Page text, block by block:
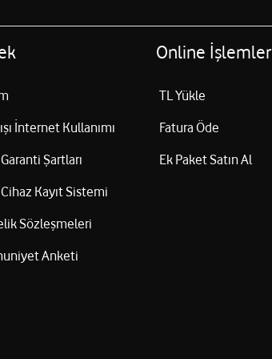
İnternet Kullanımı
Şartları
Kayıt Sistemi
Sözleşmeleri
Anketi
Online İşlemler
TL Yükle
Fatura Öde
Ek Paket Satın Al